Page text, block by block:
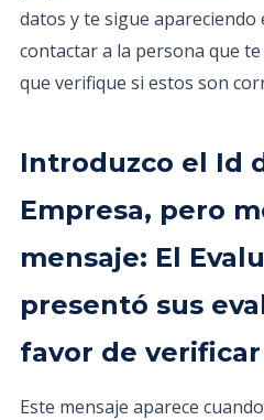
datos y te sigue apareciendo
contactar a la persona que
que verifique si estos son
Introduzco el Id
Empresa, pero
mensaje: El
presentó sus
favor de verificar
Este mensaje aparece